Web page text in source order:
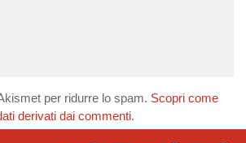
per ridurre lo spam. Scopri come
derivati dai commenti.